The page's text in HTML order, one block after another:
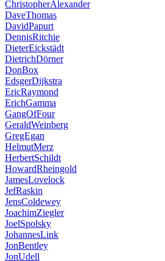
ChristopherAlexander
DaveThomas
DavidPapurt
DennisRitchie
DieterEickstädt
DietrichDörner
DonBox
EdsgerDijkstra
EricRaymond
ErichGamma
GangOfFour
GeraldWeinberg
GregEgan
HelmutMerz
HerbertSchildt
HowardRheingold
JamesLovelock
JefRaskin
JensColdewey
JoachimZiegler
JoelSpolsky
JohannesLink
JonBentley
JonUdell